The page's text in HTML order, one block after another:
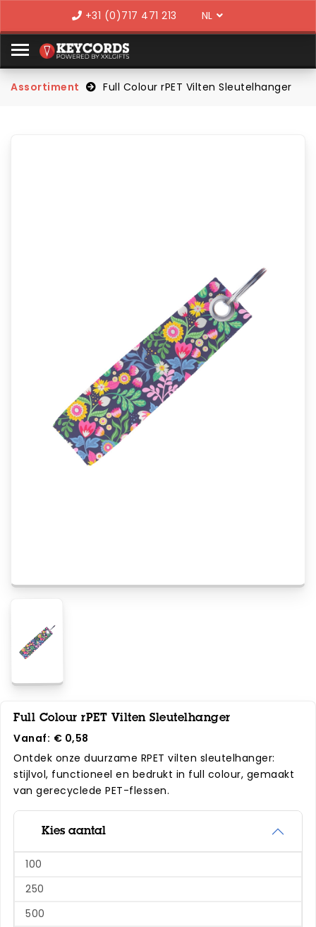
+31 (0)717 471 213
Assortiment Full Colour rPET Vilten Sleutelhanger
Full Colour rPET Vilten Sleutelhanger
Vanaf: € 0,58
Ontdek onze duurzame RPET vilten sleutelhanger:
stijlvol, functioneel en bedrukt in full colour, gemaakt
van gerecyclede PET-flessen.
Kies aantal
100
250
500